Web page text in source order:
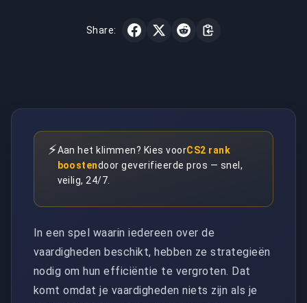
Share:
⚡Aan het klimmen? Kies voorCS2 rank
boostendoor geverifieerde pros — snel,
veilig, 24/7.
In een spel waarin iedereen over de
vaardigheden beschikt, hebben ze strategieën
nodig om hun efficiëntie te vergroten. Dat
komt omdat je vaardigheden niets zijn als je